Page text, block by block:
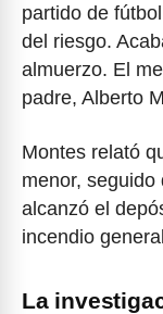
partido de
del riesgo.
almuerzo. El
padre, Alberto
Montes relató
menor,
alcanzó el
incendio
La